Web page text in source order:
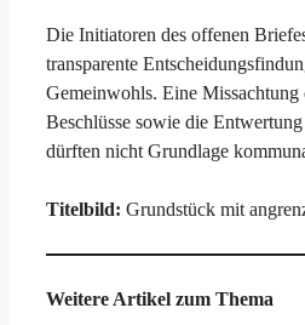
Die Initiatoren des offenen
transparente
Gemeinwohls. Eine Missachtung
Beschlüsse sowie die
dürften nicht Grundlage
Titelbild: Grundstück mit
Weitere Artikel zum Thema